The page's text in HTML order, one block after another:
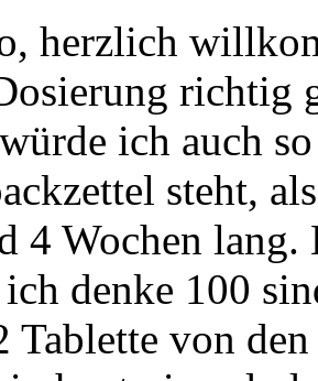
herzlich
richtig
ich auch
steht,
4 Wochen lang.
ich denke 100
Tablette von